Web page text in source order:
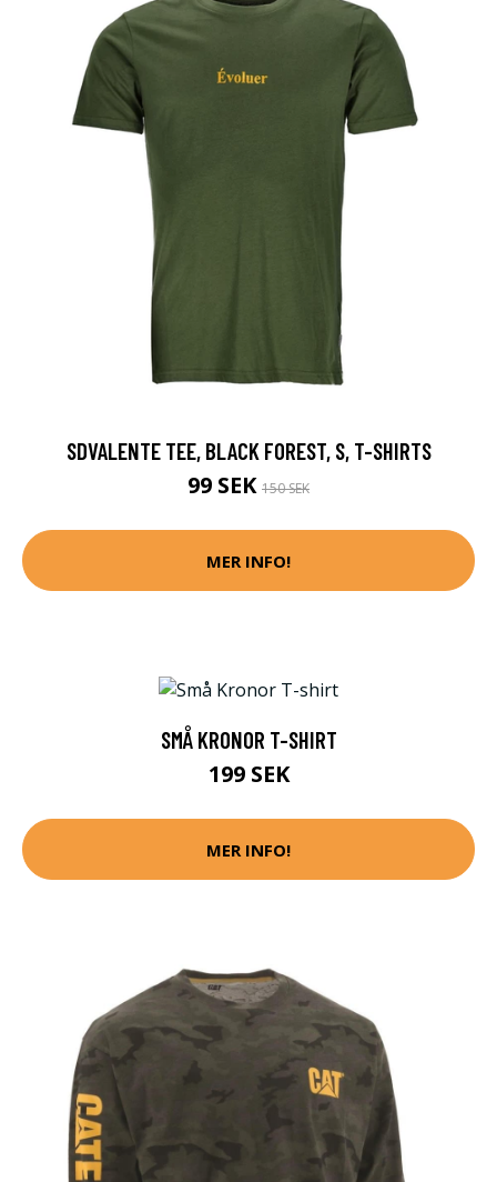
SDVALENTE TEE, BLACK FOREST, S, T-SHIRTS
99 SEK 150 SEK
MER INFO!
SMÅ KRONOR T-SHIRT
199 SEK
MER INFO!